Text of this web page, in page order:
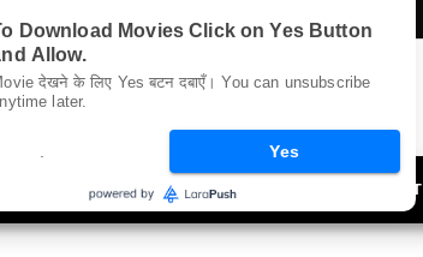
UPDATES LIFESTYLE OFFBEAT
Download Movies Click on Yes Button
Allow.
देखने के लिए Yes बटन दबाएँ। You can unsubscribe
later.
Yes